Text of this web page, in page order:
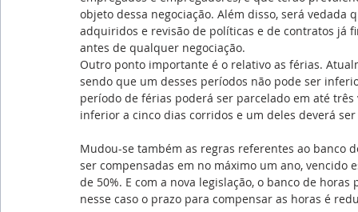
objeto dessa negociação. Além disso, será
adquiridos e revisão de políticas e de contratos já
antes de qualquer negociação.
Outro ponto importante é o relativo as férias.
sendo que um desses períodos não pode ser
período de férias poderá ser parcelado em até
inferior a cinco dias corridos e um deles deverá
Mudou-se também as regras referentes ao banco
ser compensadas em no máximo um ano, vencido
de 50%. E com a nova legislação, o banco de
nesse caso o prazo para compensar as horas é